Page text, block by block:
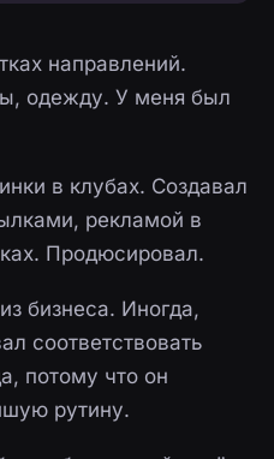
направлений.
одежду. У меня был
в клубах. Создавал
рекламой в
Продюсировал.
бизнеса. Иногда,
соответствовать
потому что он
рутину.